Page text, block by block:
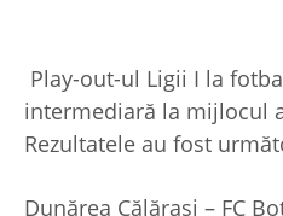
Play-out-ul Ligii I la
intermediară la mijlocul
Rezultatele au fost
Dunărea Călărași – FC